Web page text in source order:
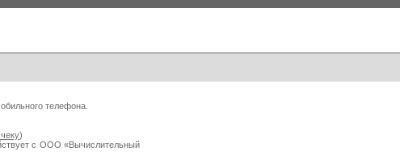
телефона.
)
с ООО «Вычислительный